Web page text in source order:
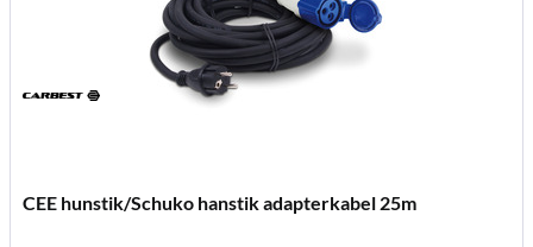
CEE hunstik/Schuko hanstik adapterkabel 25m